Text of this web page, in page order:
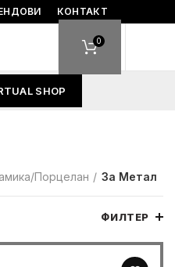
КОНТАКТ
0
SHOP
Порцелан За Метал
ФИЛТЕР